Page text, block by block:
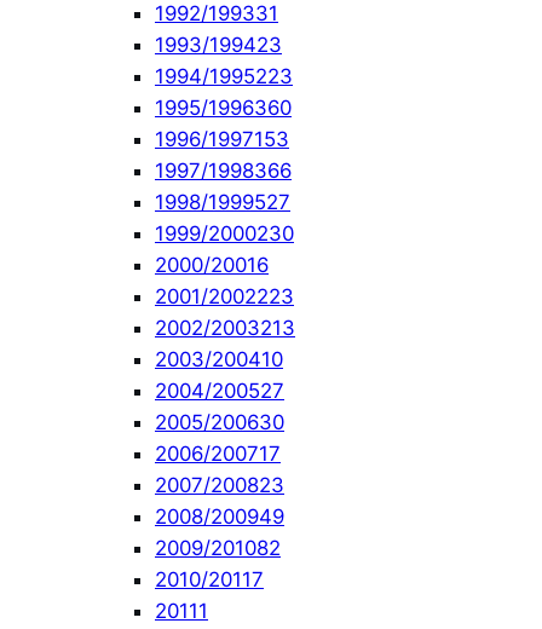
1992/199331
1993/199423
1994/1995223
1995/1996360
1996/1997153
1997/1998366
1998/1999527
1999/2000230
2000/20016
2001/2002223
2002/2003213
2003/200410
2004/200527
2005/200630
2006/200717
2007/200823
2008/200949
2009/201082
2010/20117
20111